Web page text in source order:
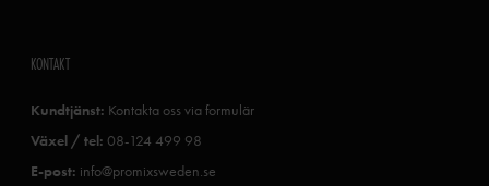
KONTAKT
Kundtjänst: Kontakta oss via formulär
Växel / tel: 08-124 499 98
E-post: info@promixsweden.se